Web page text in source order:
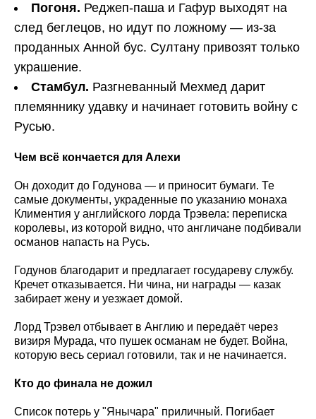
Погоня. Реджеп-паша и Гафур выходят на
след беглецов, но идут по ложному — из-за
проданных Анной бус. Султану привозят только
украшение.
Стамбул. Разгневанный Мехмед дарит
племяннику удавку и начинает готовить войну с
Русью.
Чем всё кончается для Алехи
Он доходит до Годунова — и приносит бумаги. Те
самые документы, украденные по указанию монаха
Климентия у английского лорда Трэвела: переписка
королевы, из которой видно, что англичане подбивали
османов напасть на Русь.
Годунов благодарит и предлагает государеву службу.
Кречет отказывается. Ни чина, ни награды — казак
забирает жену и уезжает домой.
Лорд Трэвел отбывает в Англию и передаёт через
визиря Мурада, что пушек османам не будет. Война,
которую весь сериал готовили, так и не начинается.
Кто до финала не дожил
Список потерь у "Янычара" приличный. Погибает